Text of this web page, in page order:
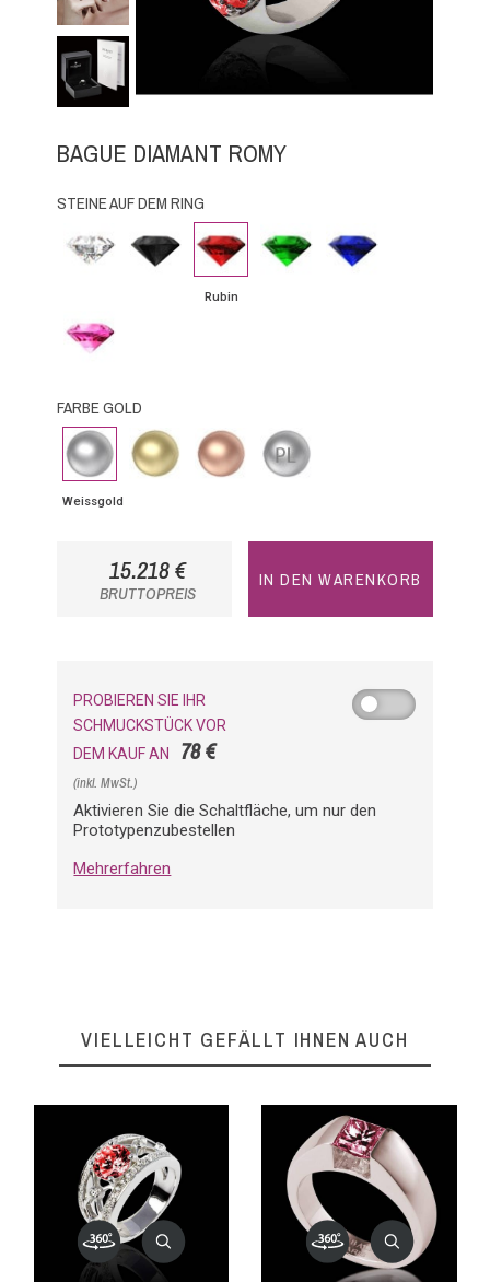
BAGUE DIAMANT ROMY
STEINE AUF DEM RING
Diamant
Schwarzer
Diamant
Rubin
Rubin
Smaragd
Blauer
Saphir
Rosa
Saphir
FARBE GOLD
Weissgold
Weissgold
Gelbgold Roségold Platin
15.218 €
BRUTTOPREIS
IN DEN WARENKORB
PROBIEREN SIE IHR
SCHMUCKSTÜCK VOR
DEM KAUF AN
78 €
(inkl. MwSt.)
Aktivieren Sie die Schaltfläche, um nur den
Prototypenzubestellen
Mehrerfahren
VIELLEICHT GEFÄLLT IHNEN AUCH